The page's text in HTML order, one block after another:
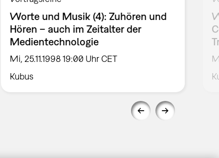
Worte und Musik (4): Zuhören und
Hören – auch im Zeitalter der
Medientechnologie
Mi, 25.11.1998 19:00 Uhr CET
Kubus